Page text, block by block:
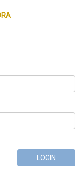
LOGIN